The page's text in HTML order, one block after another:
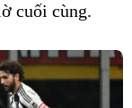
cuối cùng.